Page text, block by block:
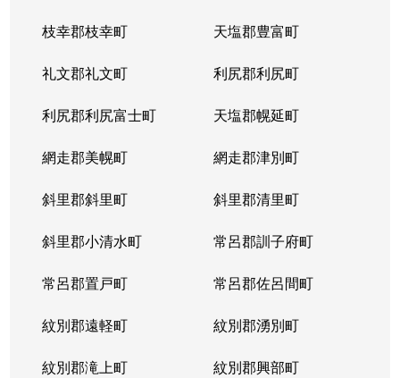
枝幸郡枝幸町 天塩郡豊富町
礼文郡礼文町 利尻郡利尻町
利尻郡利尻富士町 天塩郡幌延町
網走郡美幌町 網走郡津別町
斜里郡斜里町 斜里郡清里町
斜里郡小清水町 常呂郡訓子府町
常呂郡置戸町 常呂郡佐呂間町
紋別郡遠軽町 紋別郡湧別町
紋別郡滝上町 紋別郡興部町